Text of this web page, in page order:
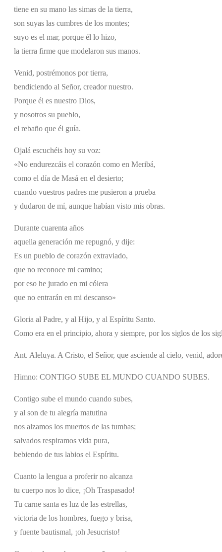
tiene en su mano las simas de la tierra,
son suyas las cumbres de los montes;
suyo es el mar, porque él lo hizo,
la tierra firme que modelaron sus manos.
Venid, postrémonos por tierra,
bendiciendo al Señor, creador nuestro.
Porque él es nuestro Dios,
y nosotros su pueblo,
el rebaño que él guía.
Ojalá escuchéis hoy su voz:
«No endurezcáis el corazón como en Meribá,
como el día de Masá en el desierto;
cuando vuestros padres me pusieron a prueba
y dudaron de mí, aunque habían visto mis obras.
Durante cuarenta años
aquella generación me repugnó, y dije:
Es un pueblo de corazón extraviado,
que no reconoce mi camino;
por eso he jurado en mi cólera
que no entrarán en mi descanso»
Gloria al Padre, y al Hijo, y al Espíritu Santo.
Como era en el principio, ahora y siempre, por los siglos de los
Ant. Aleluya. A Cristo, el Señor, que asciende al cielo, venid,
Himno: CONTIGO SUBE EL MUNDO CUANDO SUBES.
Contigo sube el mundo cuando subes,
y al son de tu alegría matutina
nos alzamos los muertos de las tumbas;
salvados respiramos vida pura,
bebiendo de tus labios el Espíritu.
Cuanto la lengua a proferir no alcanza
tu cuerpo nos lo dice, ¡Oh Traspasado!
Tu carne santa es luz de las estrellas,
victoria de los hombres, fuego y brisa,
y fuente bautismal, ¡oh Jesucristo!